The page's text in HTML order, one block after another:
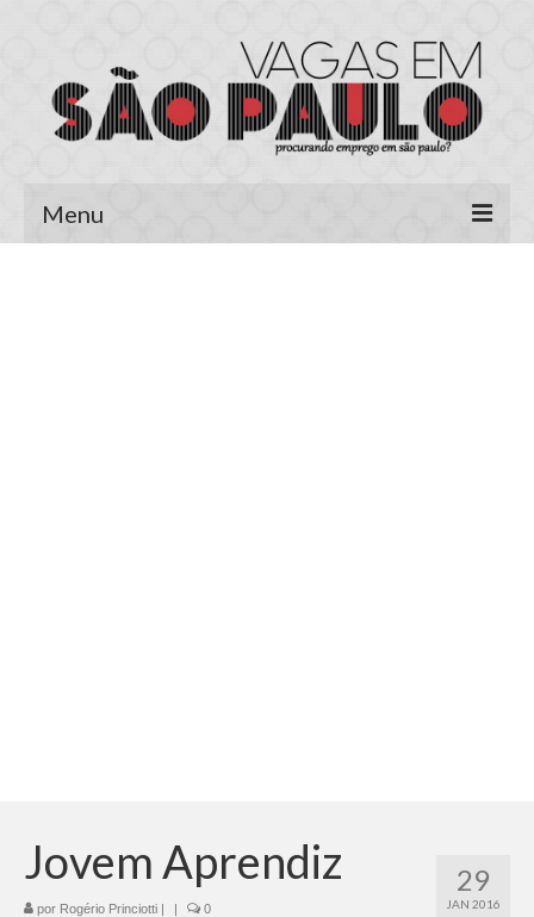
Menu
29
JAN 2016
Jovem Aprendiz
por Rogério Princiotti | | 0